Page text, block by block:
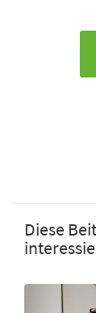
Diese